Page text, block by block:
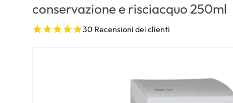
Biotrue
Ultra
Lenti toriche
Lenti multifocali
EasySept
conservazione e risciacquo 250ml
30 Recensioni dei clienti